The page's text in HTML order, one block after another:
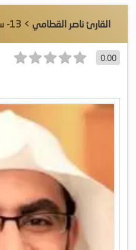
القارئ ناصر القطامي > 13- سورة الرعد
0.00